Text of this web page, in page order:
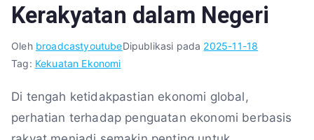
Kerakyatan dalam Negeri
Oleh broadcastyoutubeDipublikasi pada 2025-11-18
Tag: Kekuatan Ekonomi
Di tengah ketidakpastian ekonomi global,
perhatian terhadap penguatan ekonomi berbasis